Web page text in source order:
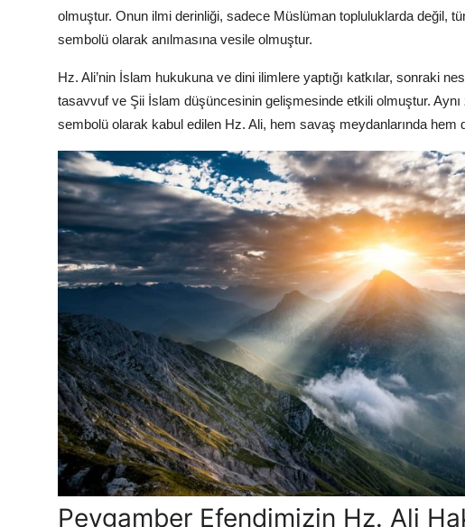
olmuştur. Onun ilmi derinliği, sadece Müslüman topluluklarda değil,
sembolü olarak anılmasına vesile olmuştur.
Hz. Ali’nin İslam hukukuna ve dini ilimlere yaptığı katkılar, sonraki
tasavvuf ve Şii İslam düşüncesinin gelişmesinde etkili olmuştur. Aynı
sembolü olarak kabul edilen Hz. Ali, hem savaş meydanlarında
Peygamber Efendimizin Hz. Ali